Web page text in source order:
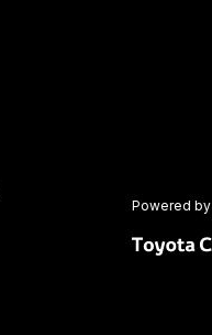
Powered by